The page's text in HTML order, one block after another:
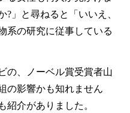
?」と尋ねると「いいえ、
系の研究に従事している
の、ノーベル賞受賞者山
の影響かも知れません
紹介がありました。